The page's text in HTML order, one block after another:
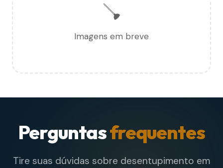
🪠
Imagens em breve
Perguntasfrequentes
Tire suas dúvidas sobre desentupimento em